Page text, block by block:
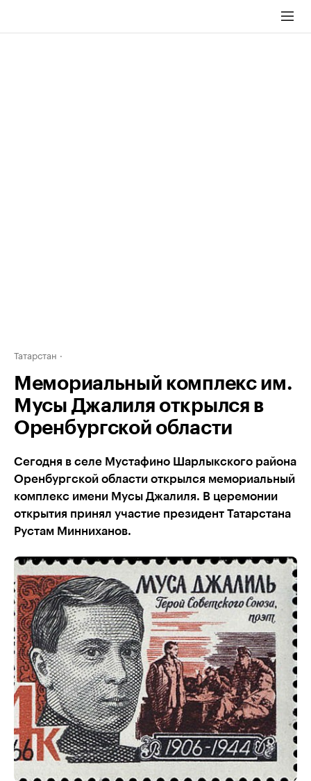
Татарстан
Мемориальный комплекс им.
Мусы Джалиля открылся в
Оренбургской области
Сегодня в селе Мустафино Шарлыкского района
Оренбургской области открылся мемориальный
комплекс имени Мусы Джалиля. В церемонии
открытия принял участие президент Татарстана
Рустам Минниханов.